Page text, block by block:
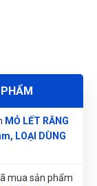
MỎ LẾT RĂNG
LOẠI DÙNG
mua sản phẩm